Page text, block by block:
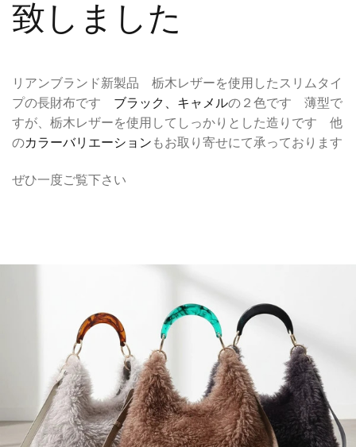
致しました
リアンブランド新製品 栃木レザーを使用したスリムタイ
プの長財布です ブラック、キャメルの２色です 薄型で
すが、栃木レザーを使用してしっかりとした造りです 他
のカラーバリエーション もお取り寄せにて承っております
ぜひ一度ご覧下さい